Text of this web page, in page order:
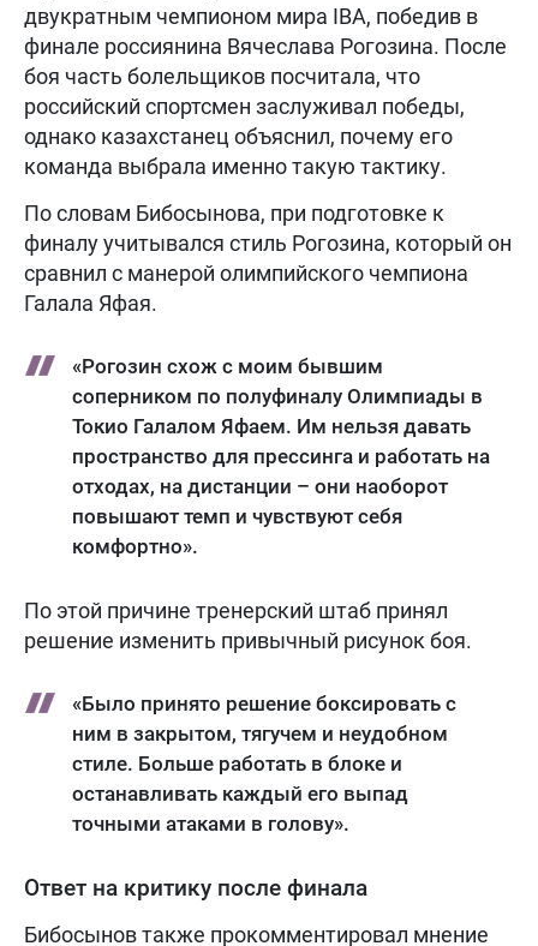
двукратным чемпионом мира IBA, победив в
финале россиянина Вячеслава Рогозина. После
боя часть болельщиков посчитала, что
российский спортсмен заслуживал победы,
однако казахстанец объяснил, почему его
команда выбрала именно такую тактику.
По словам Бибосынова, при подготовке к
финалу учитывался стиль Рогозина, который он
сравнил с манерой олимпийского чемпиона
Галала Яфая.
«Рогозин схож с моим бывшим
соперником по полуфиналу Олимпиады в
Токио Галалом Яфаем. Им нельзя давать
пространство для прессинга и работать на
отходах, на дистанции – они наоборот
повышают темп и чувствуют себя
комфортно».
По этой причине тренерский штаб принял
решение изменить привычный рисунок боя.
«Было принято решение боксировать с
ним в закрытом, тягучем и неудобном
стиле. Больше работать в блоке и
останавливать каждый его выпад
точными атаками в голову».
Ответ на критику после финала
Бибосынов также прокомментировал мнение